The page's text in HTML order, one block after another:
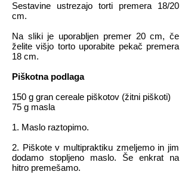
Sestavine ustrezajo torti premera 18/20
cm.
Na sliki je uporabljen premer 20 cm, če
želite višjo torto uporabite pekač premera
18 cm.
Piškotna podlaga
150 g gran cereale piškotov (žitni piškoti)
75 g masla
1. Maslo raztopimo.
2. Piškote v multipraktiku zmeljemo in jim
dodamo stopljeno maslo. Še enkrat na
hitro premešamo.